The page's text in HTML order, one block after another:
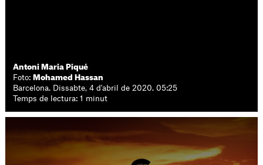
Antoni Maria Piqué
Foto: Mohamed Hassan
Barcelona. Dissabte, 4 d'abril de 2020. 05:25
Temps de lectura: 1 minut